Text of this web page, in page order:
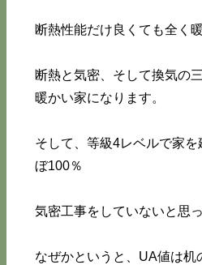
断熱性能だけ良くても全く
断熱と気密、そして換気の
暖かい家になります。
そして、等級4レベルで家
ぼ100％
気密工事をしていないと思
なぜかというと、UA値は机